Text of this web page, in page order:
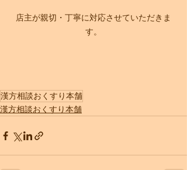
店主が親切・丁寧に対応させていただきま
す。
漢方相談おくすり本舗
漢方相談おくすり本舗